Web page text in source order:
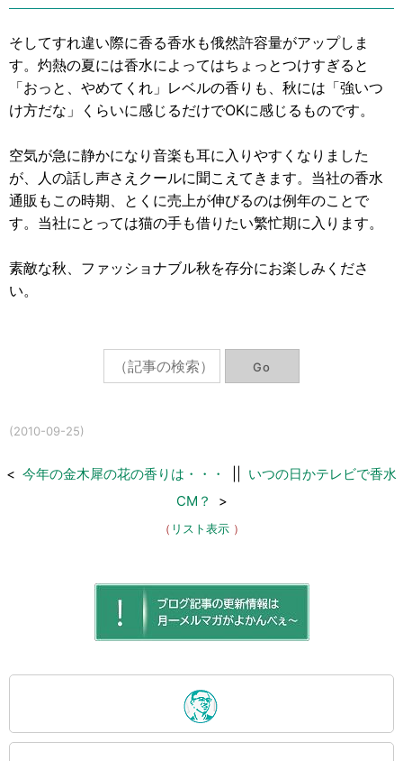
そしてすれ違い際に香る香水も俄然許容量がアップしま
す。灼熱の夏には香水によってはちょっとつけすぎると
「おっと、やめてくれ」レベルの香りも、秋には「強いつ
け方だな」くらいに感じるだけでOKに感じるものです。
空気が急に静かになり音楽も耳に入りやすくなりました
が、人の話し声さえクールに聞こえてきます。当社の香水
通販もこの時期、とくに売上が伸びるのは例年のことで
す。当社にとっては猫の手も借りたい繁忙期に入ります。
素敵な秋、ファッショナブル秋を存分にお楽しみくださ
い。
(2010-09-25)
< 今年の金木犀の花の香りは・・・
いつの日かテレビで香水
CM？
>
（ リスト表示）